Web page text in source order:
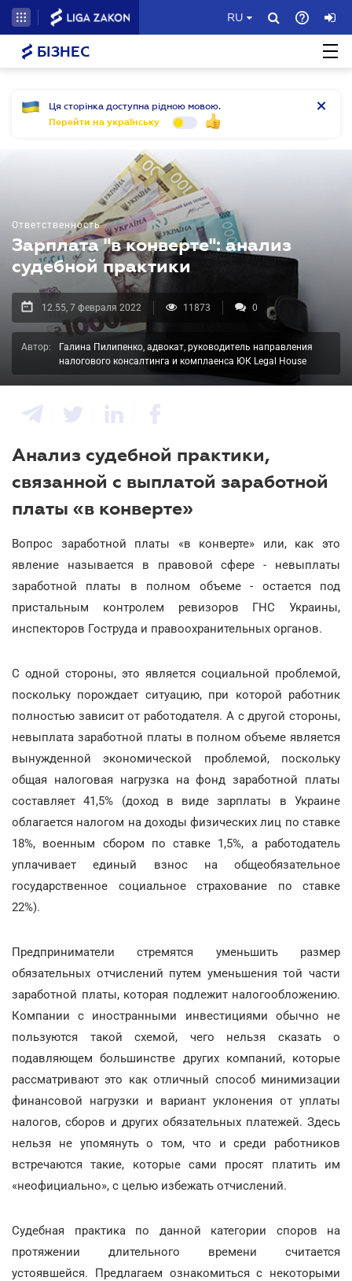
RU
БІЗНЕС
Ця сторінка доступна рідною мовою.
Перейти на українську
Ответственность
Зарплата "в конверте": анализ
судебной практики
12.55, 7 февраля 2022 11873 0
Автор:
Галина Пилипенко, адвокат, руководитель направления
налогового консалтинга и комплаенса ЮК Legal House
Анализ судебной практики,
связанной с выплатой заработной
платы «в конверте»
Вопрос заработной платы «в конверте» или, как это
явление называется в правовой сфере - невыплаты
заработной платы в полном объеме - остается под
пристальным контролем ревизоров ГНС Украины,
инспекторов Гоструда и правоохранительных органов.
С одной стороны, это является социальной проблемой,
поскольку порождает ситуацию, при которой работник
полностью зависит от работодателя. А с другой стороны,
невыплата заработной платы в полном объеме является
вынужденной экономической проблемой, поскольку
общая налоговая нагрузка на фонд заработной платы
составляет 41,5% (доход в виде зарплаты в Украине
облагается налогом на доходы физических лиц по ставке
18%, военным сбором по ставке 1,5%, а работодатель
уплачивает единый взнос на общеобязательное
государственное социальное страхование по ставке
22%).
Предприниматели стремятся уменьшить размер
обязательных отчислений путем уменьшения той части
заработной платы, которая подлежит налогообложению.
Компании с иностранными инвестициями обычно не
пользуются такой схемой, чего нельзя сказать о
подавляющем большинстве других компаний, которые
рассматривают это как отличный способ минимизации
финансовой нагрузки и вариант уклонения от уплаты
налогов, сборов и других обязательных платежей. Здесь
нельзя не упомянуть о том, что и среди работников
встречаются такие, которые сами просят платить им
«неофициально», с целью избежать отчислений.
Судебная практика по данной категории споров на
протяжении длительного времени считается
устоявшейся. Предлагаем ознакомиться с некоторыми